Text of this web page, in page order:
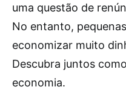
uma questão de
No entanto,
economizar muito
Descubra juntos
economia.